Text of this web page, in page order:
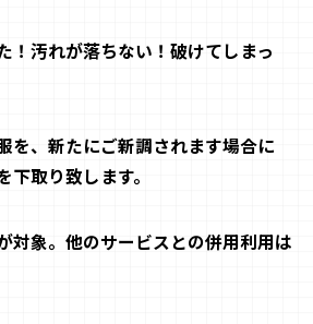
！汚れが落ちない！破けてしまっ
を、新たにご新調されます場合に
取り致します。
対象。他のサービスとの併用利用は